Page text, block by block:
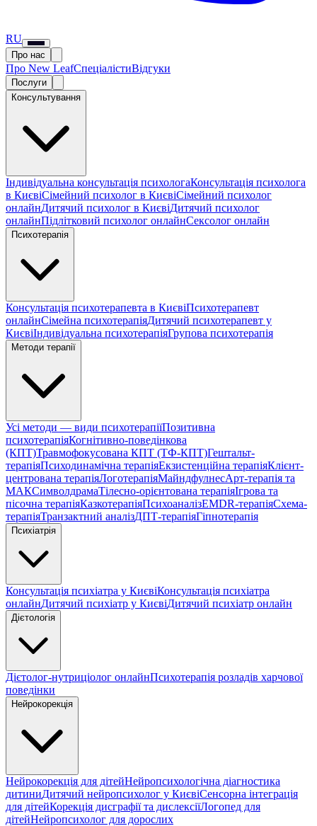
RU
Про нас
Про New LeafСпеціалістиВідгуки
Послуги
Консультування
Індивідуальна консультація психологаКонсультація психолога
в КиєвіСімейний психолог в КиєвіСімейний психолог
онлайнДитячий психолог в КиєвіДитячий психолог
онлайнПідлітковий психолог онлайнСексолог онлайн
Психотерапія
Консультація психотерапевта в КиєвіПсихотерапевт
онлайнСімейна психотерапіяДитячий психотерапевт у
КиєвіІндивідуальна психотерапіяГрупова психотерапія
Методи терапії
Усі методи — види психотерапіїПозитивна
психотерапіяКогнітивно-поведінкова
(КПТ)Травмофокусована КПТ (ТФ-КПТ)Гештальт-
терапіяПсиходинамічна терапіяЕкзистенційна терапіяКлієнт-
центрована терапіяЛоготерапіяМайндфулнесАрт-терапія та
МАКСимволдрамаТілесно-орієнтована терапіяІгрова та
пісочна терапіяКазкотерапіяПсихоаналізEMDR-терапіяСхема-
терапіяТранзактний аналізДПТ-терапіяГіпнотерапія
Психіатрія
Консультація психіатра у КиєвіКонсультація психіатра
онлайнДитячий психіатр у КиєвіДитячий психіатр онлайн
Дієтологія
Дієтолог-нутриціолог онлайнПсихотерапія розладів харчової
поведінки
Нейрокорекція
Нейрокорекція для дітейНейропсихологічна діагностика
дитиниДитячий нейропсихолог у КиєвіСенсорна інтеграція
для дітейКорекція дисграфії та дислексіїЛогопед для
дітейНейропсихолог для дорослих